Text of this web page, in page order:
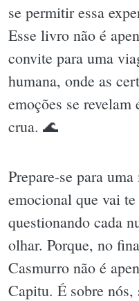
se permitir essa
Esse livro não é
convite para uma
humana, onde as
emoções se
crua. 🌊
Prepare-se para
emocional que vai
questionando cada
olhar. Porque, no
Casmurro não é
Capitu. É sobre nós,